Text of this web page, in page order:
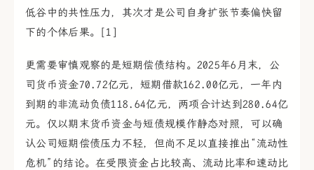
低谷中的共性压力，其次才是公司自身扩张节奏偏快留
下的个体后果。[1]
更需要审慎观察的是短期偿债结构。2025年6月末，公
司货币资金70.72亿元，短期借款162.00亿元，一年内
到期的非流动负债118.64亿元，两项合计达到280.64亿
元。仅以期末货币资金与短债规模作静态对照，可以确
认公司短期偿债压力不轻，但尚不足以直接推出“流动性
危机”的结论。在受限资金占比较高、流动比率和速动比